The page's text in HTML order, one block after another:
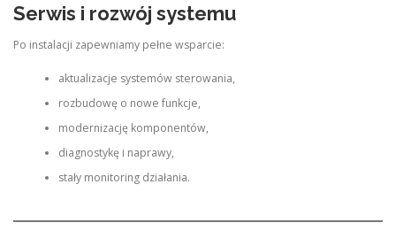
Serwis i rozwój systemu
Po instalacji zapewniamy pełne wsparcie:
aktualizacje systemów sterowania,
rozbudowę o nowe funkcje,
modernizację komponentów,
diagnostykę i naprawy,
stały monitoring działania.